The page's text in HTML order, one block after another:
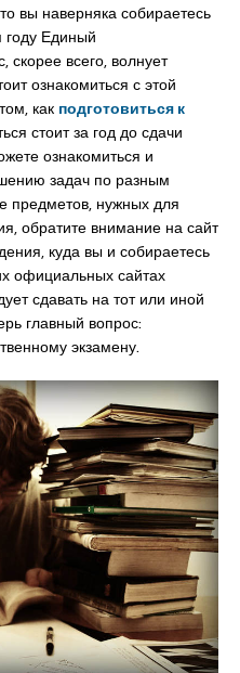
вы наверняка собираетесь
Единый
скорее всего, волнует
ознакомиться с этой
как подготовиться к
стоит за год до сдачи
ознакомиться и
задач по разным
предметов, нужных для
обратите внимание на сайт
куда вы и собираетесь
официальных сайтах
сдавать на тот или иной
главный вопрос:
экзамену.